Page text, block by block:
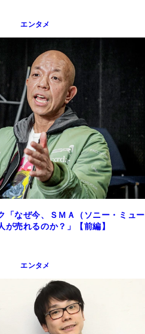
エンタメ
「なぜ今、ＳＭＡ（ソニー・ミュー
が売れるのか？」【前編】
エンタメ